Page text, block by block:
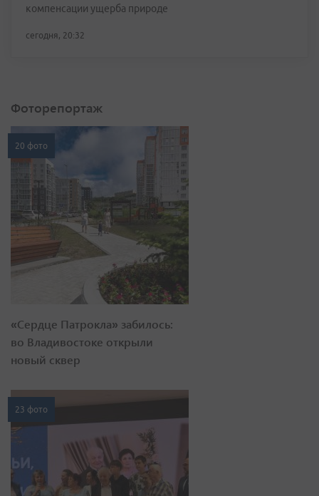
компенсации ущерба природе
сегодня, 20:32
Фоторепортаж
20 фото
«Сердце Патрокла» забилось:
во Владивостоке открыли
новый сквер
23 фото